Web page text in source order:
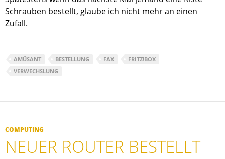
Schrauben bestellt, glaube ich nicht mehr an einen
Zufall.
AMÜSANT BESTELLUNG FAX
FRITZ!BOX
VERWECHSLUNG
COMPUTING
NEUER ROUTER BESTELLT